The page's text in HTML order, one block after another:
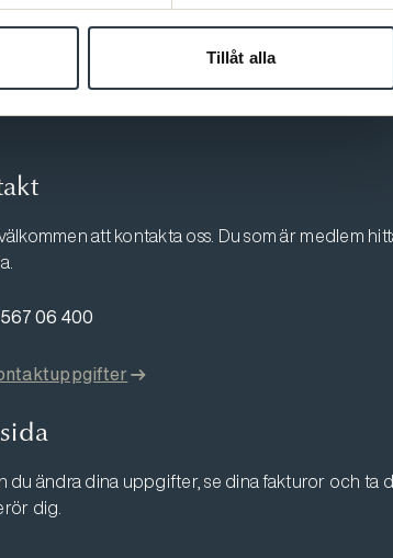
Tillåt alla
att kontakta oss. Du som är medlem
06 400
du ändra dina uppgifter, se dina fakturor och ta
dig.